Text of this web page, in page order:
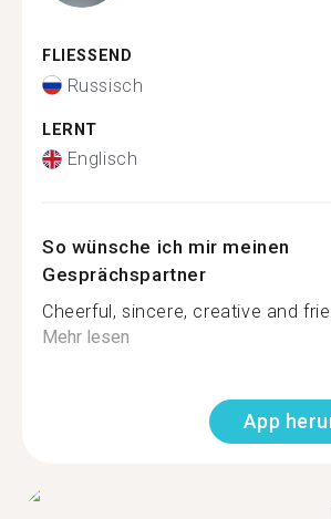
FLIESSEND
Russisch
LERNT
Englisch
So wünsche ich mir meinen
Gesprächspartner
Cheerful, sincere, creative and
Mehr lesen
App